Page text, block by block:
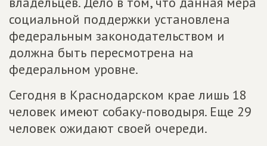
социальной поддержки установлена
федеральным законодательством и
должна быть пересмотрена на
федеральном уровне.
Сегодня в Краснодарском крае лишь 18
человек имеют собаку-поводыря. Еще 29
человек ожидают своей очереди.